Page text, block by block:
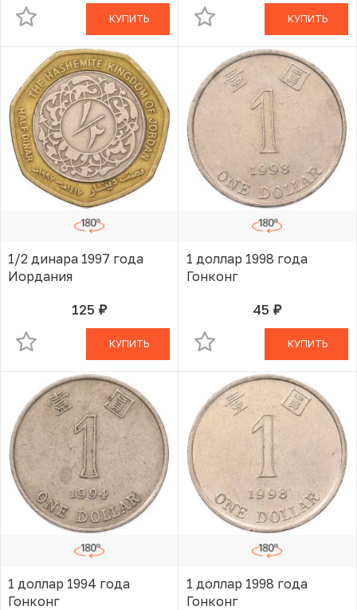
КУПИТЬ КУПИТЬ
1/2 динара 1997 года
Иордания
125 руб.В КОРЗИНЕ
КУПИТЬ
1 доллар 1998 года
Гонконг
45 руб.В КОРЗИНЕ
КУПИТЬ
1 доллар 1994 года
Гонконг
1 доллар 1998 года
Гонконг